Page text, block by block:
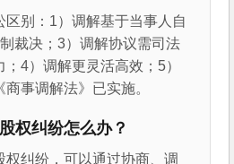
区别：1）调解基于当事人自
裁决；3）调解协议需司法
4）调解更灵活高效；5）
事调解法》已实施。
权纠纷怎么办？
权纠纷，可以通过协商、调